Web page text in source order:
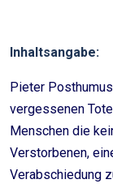
Inhaltsangabe:
Pieter
vergessenen
Menschen die
Verstorbenen,
Verabschiedung